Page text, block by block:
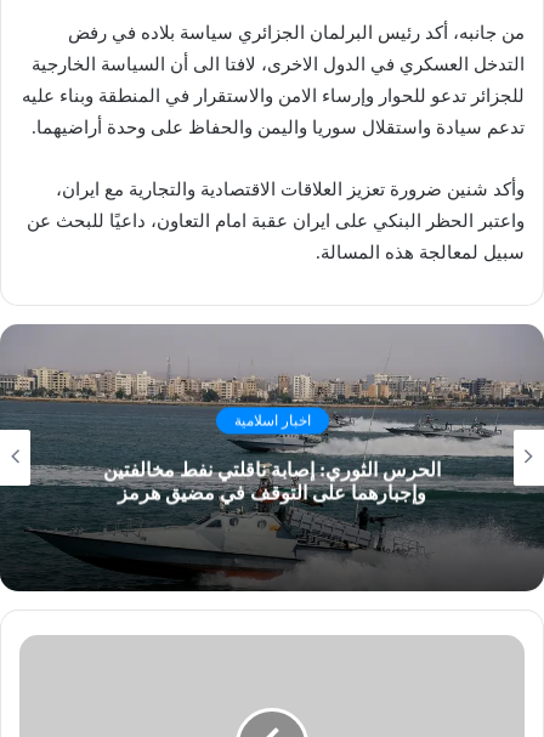
من جانبه، أكد رئيس البرلمان الجزائري سياسة بلاده في رفض
التدخل العسكري في الدول الاخرى، لافتا الى أن السياسة الخارجية
للجزائر تدعو للحوار وإرساء الامن والاستقرار في المنطقة وبناء عليه
تدعم سيادة واستقلال سوريا واليمن والحفاظ على وحدة أراضيهما.
وأكد شنين ضرورة تعزيز العلاقات الاقتصادية والتجارية مع ايران،
واعتبر الحظر البنكي على ايران عقبة امام التعاون، داعيًا للبحث عن
سبيل لمعالجة هذه المسالة.
اخبار اسلامية
الحرس الثوري: إصابة ناقلتي نفط مخالفتين
وإجبارهما على التوقف في مضيق هرمز